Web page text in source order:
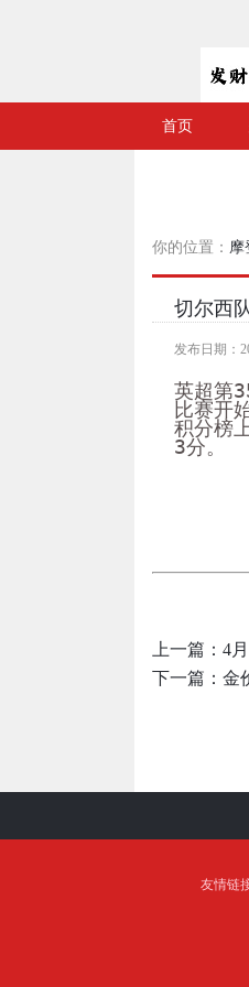
首页
你的位置： 摩
切尔西
发布日期：
英超第
比赛开
积分榜
3分。
上一篇： 4
下一篇： 金
友情链